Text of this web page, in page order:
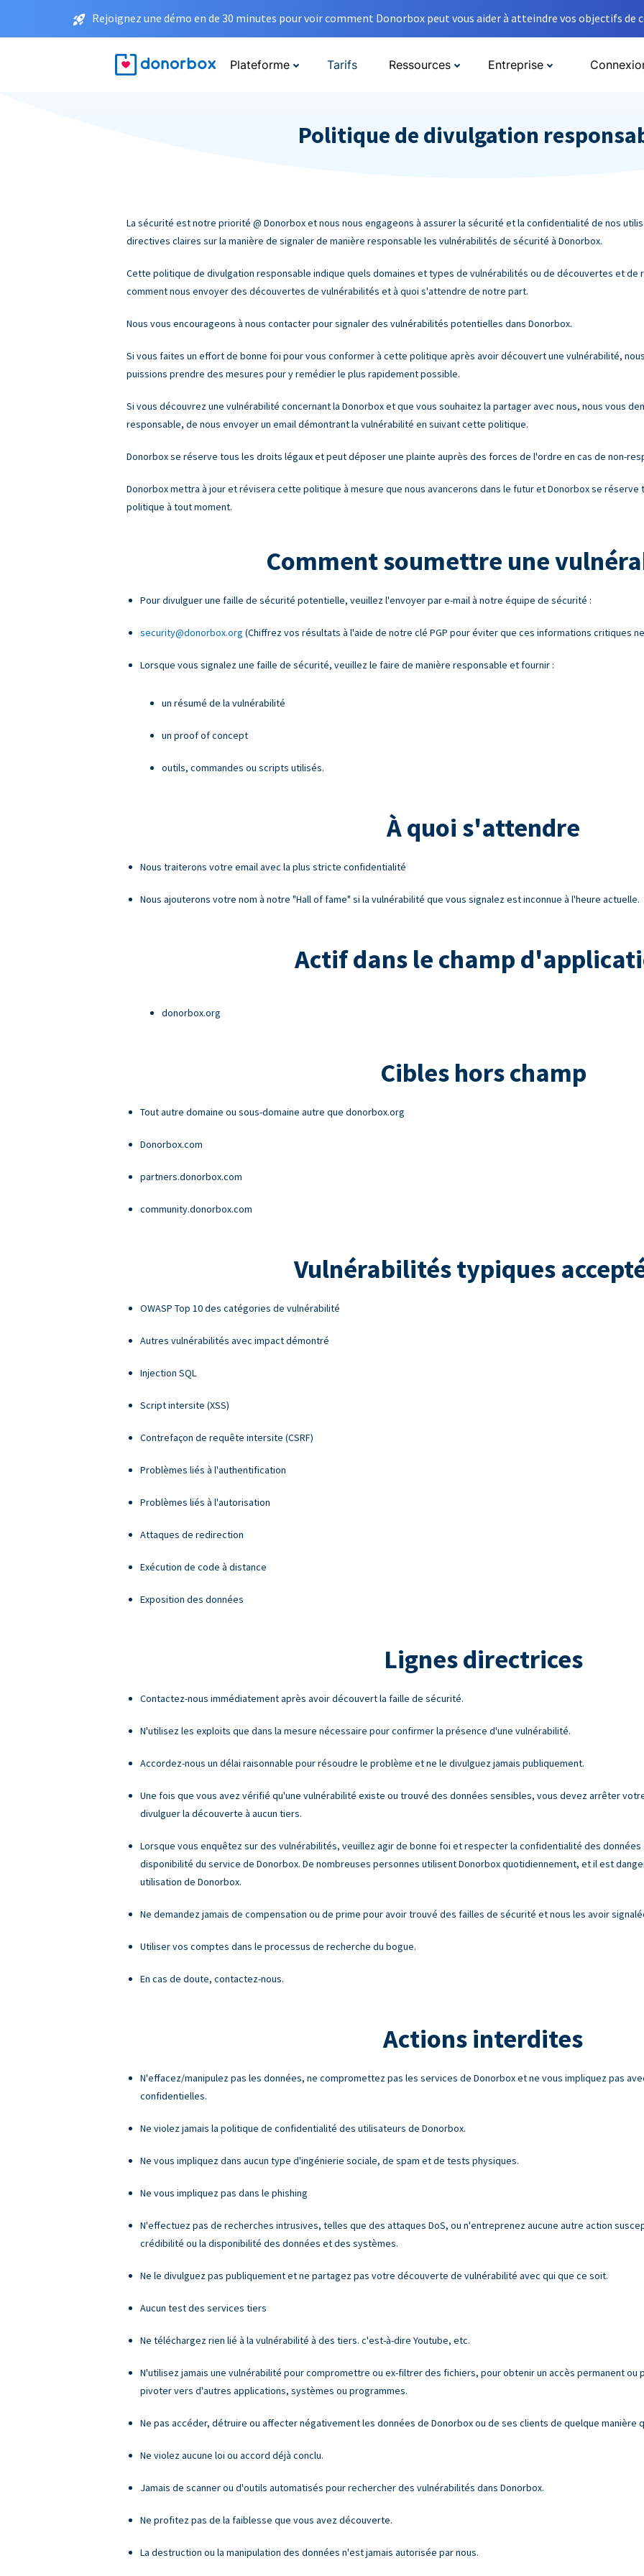
Rejoignez une démo en de 30 minutes pour voir comment Donorbox peut vous aider à atteindre vos objectifs de
Plateforme Tarifs Ressources Entreprise
Politique de divulgation
La sécurité est notre priorité @ Donorbox et nous nous engageons à assurer la sécurité et la confidentialité de nos
directives claires sur la manière de signaler de manière responsable les vulnérabilités de sécurité à Donorbox.
Cette politique de divulgation responsable indique quels domaines et types de vulnérabilités ou de découvertes et
comment nous envoyer des découvertes de vulnérabilités et à quoi s'attendre de notre part.
Nous vous encourageons à nous contacter pour signaler des vulnérabilités potentielles dans Donorbox.
Si vous faites un effort de bonne foi pour vous conformer à cette politique après avoir découvert une vulnérabilité,
puissions prendre des mesures pour y remédier le plus rapidement possible.
Si vous découvrez une vulnérabilité concernant la Donorbox et que vous souhaitez la partager avec nous, nous vous
responsable, de nous envoyer un email démontrant la vulnérabilité en suivant cette politique.
Donorbox se réserve tous les droits légaux et peut déposer une plainte auprès des forces de l'ordre en cas de non-
Donorbox mettra à jour et révisera cette politique à mesure que nous avancerons dans le futur et Donorbox se
politique à tout moment.
Comment soumettre une
Pour divulguer une faille de sécurité potentielle, veuillez l'envoyer par e-mail à notre équipe de sécurité :
security@donorbox.org (Chiffrez vos résultats à l'aide de notre clé PGP pour éviter que ces informations critiques
Lorsque vous signalez une faille de sécurité, veuillez le faire de manière responsable et fournir :
un résumé de la vulnérabilité
un proof of concept
outils, commandes ou scripts utilisés.
À quoi s'attendre
Nous traiterons votre email avec la plus stricte confidentialité
Nous ajouterons votre nom à notre "Hall of fame" si la vulnérabilité que vous signalez est inconnue à l'heure actuelle.
Actif dans le champ
donorbox.org
Cibles hors champ
Tout autre domaine ou sous-domaine autre que donorbox.org
Donorbox.com
partners.donorbox.com
community.donorbox.com
Vulnérabilités typiques
OWASP Top 10 des catégories de vulnérabilité
Autres vulnérabilités avec impact démontré
Injection SQL
Script intersite (XSS)
Contrefaçon de requête intersite (CSRF)
Problèmes liés à l'authentification
Problèmes liés à l'autorisation
Attaques de redirection
Exécution de code à distance
Exposition des données
Lignes directrices
Contactez-nous immédiatement après avoir découvert la faille de sécurité.
N'utilisez les exploits que dans la mesure nécessaire pour confirmer la présence d'une vulnérabilité.
Accordez-nous un délai raisonnable pour résoudre le problème et ne le divulguez jamais publiquement.
Une fois que vous avez vérifié qu'une vulnérabilité existe ou trouvé des données sensibles, vous devez arrêter
divulguer la découverte à aucun tiers.
Lorsque vous enquêtez sur des vulnérabilités, veuillez agir de bonne foi et respecter la confidentialité des
disponibilité du service de Donorbox. De nombreuses personnes utilisent Donorbox quotidiennement, et il est
utilisation de Donorbox.
Ne demandez jamais de compensation ou de prime pour avoir trouvé des failles de sécurité et nous les avoir
Utiliser vos comptes dans le processus de recherche du bogue.
En cas de doute, contactez-nous.
Actions interdites
N'effacez/manipulez pas les données, ne compromettez pas les services de Donorbox et ne vous impliquez pas
confidentielles.
Ne violez jamais la politique de confidentialité des utilisateurs de Donorbox.
Ne vous impliquez dans aucun type d'ingénierie sociale, de spam et de tests physiques.
Ne vous impliquez pas dans le phishing
N'effectuez pas de recherches intrusives, telles que des attaques DoS, ou n'entreprenez aucune autre action
crédibilité ou la disponibilité des données et des systèmes.
Ne le divulguez pas publiquement et ne partagez pas votre découverte de vulnérabilité avec qui que ce soit.
Aucun test des services tiers
Ne téléchargez rien lié à la vulnérabilité à des tiers. c'est-à-dire Youtube, etc.
N'utilisez jamais une vulnérabilité pour compromettre ou ex-filtrer des fichiers, pour obtenir un accès permanent ou
pivoter vers d'autres applications, systèmes ou programmes.
Ne pas accéder, détruire ou affecter négativement les données de Donorbox ou de ses clients de quelque manière
Ne violez aucune loi ou accord déjà conclu.
Jamais de scanner ou d'outils automatisés pour rechercher des vulnérabilités dans Donorbox.
Ne profitez pas de la faiblesse que vous avez découverte.
La destruction ou la manipulation des données n'est jamais autorisée par nous.